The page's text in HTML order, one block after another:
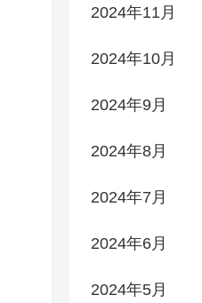
2024年11月
2024年10月
2024年9月
2024年8月
2024年7月
2024年6月
2024年5月